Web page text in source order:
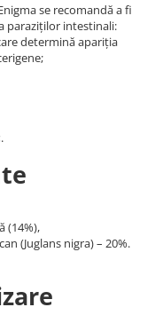
se recomandă a fi
paraziților intestinali:
determină apariția
.
(14%),
(Juglans nigra) – 20%.